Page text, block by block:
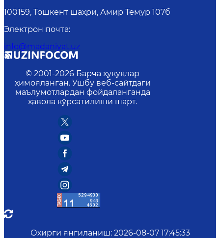
100159, Тошкент шаҳри, Амир Темур 107б
Электрон почта:
info@madaniyat.uz
© 2001-2026 Барча ҳуқуқлар
ҳимояланган. Ушбу веб-сайтдаги
маълумотлардан фойдаланганда
ҳавола кўрсатилиши шарт.
Охирги янгиланиш: 2026-08-07 17:45:33